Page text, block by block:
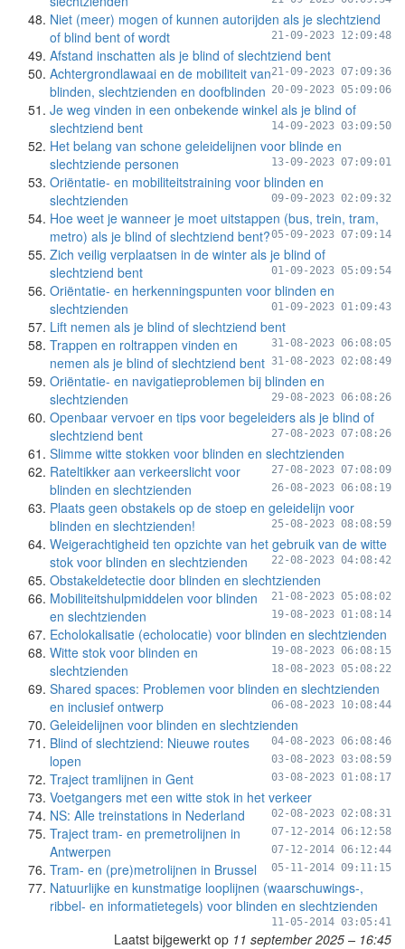
Niet (meer) mogen of kunnen autorijden als je slechtziend
of blind bent of wordt
21-09-2023 12:09:48
Afstand inschatten als je blind of slechtziend bent
21-09-2023 07:09:36
Achtergrondlawaai en de mobiliteit van
blinden, slechtzienden en doofblinden 20-09-2023 05:09:06
Je weg vinden in een onbekende winkel als je blind of
slechtziend bent
14-09-2023 03:09:50
Het belang van schone geleidelijnen voor blinde en
slechtziende personen
13-09-2023 07:09:01
Oriëntatie- en mobiliteitstraining voor blinden en
slechtzienden
09-09-2023 02:09:32
Hoe weet je wanneer je moet uitstappen (bus, trein, tram,
metro) als je blind of slechtziend bent?05-09-2023 07:09:14
Zich veilig verplaatsen in de winter als je blind of
slechtziend bent
01-09-2023 05:09:54
Oriëntatie- en herkenningspunten voor blinden en
slechtzienden
01-09-2023 01:09:43
Lift nemen als je blind of slechtziend bent
31-08-2023 06:08:05
Trappen en roltrappen vinden en
nemen als je blind of slechtziend bent 31-08-2023 02:08:49
Oriëntatie- en navigatieproblemen bij blinden en
slechtzienden
29-08-2023 06:08:26
Openbaar vervoer en tips voor begeleiders als je blind of
slechtziend bent
27-08-2023 07:08:26
Slimme witte stokken voor blinden en slechtzienden
27-08-2023 07:08:09
Rateltikker aan verkeerslicht voor
blinden en slechtzienden
26-08-2023 06:08:19
Plaats geen obstakels op de stoep en geleidelijn voor
blinden en slechtzienden!
25-08-2023 08:08:59
Weigerachtigheid ten opzichte van het gebruik van de witte
stok voor blinden en slechtzienden
22-08-2023 04:08:42
Obstakeldetectie door blinden en slechtzienden
21-08-2023 05:08:02
Mobiliteitshulpmiddelen voor blinden
en slechtzienden
19-08-2023 01:08:14
Echolokalisatie (echolocatie) voor blinden en slechtzienden
19-08-2023 06:08:15
Witte stok voor blinden en
slechtzienden
18-08-2023 05:08:22
Shared spaces: Problemen voor blinden en slechtzienden
en inclusief ontwerp
06-08-2023 10:08:44
Geleidelijnen voor blinden en slechtzienden
04-08-2023 06:08:46
Blind of slechtziend: Nieuwe routes
lopen
03-08-2023 03:08:59
Traject tramlijnen in Gent 03-08-2023 01:08:17
Voetgangers met een witte stok in het verkeer
02-08-2023 02:08:31
NS: Alle treinstations in Nederland
07-12-2014 06:12:58
Traject tram- en premetrolijnen in
Antwerpen
07-12-2014 06:12:44
Tram- en (pre)metrolijnen in Brussel 05-11-2014 09:11:15
Natuurlijke en kunstmatige looplijnen (waarschuwings-,
ribbel- en informatietegels) voor blinden en slechtzienden
11-05-2014 03:05:41
Laatst bijgewerkt op 11 september 2025 – 16:45